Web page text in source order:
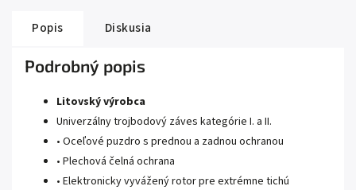
Popis Diskusia
Podrobný popis
Litovský výrobca
Univerzálnytrojbodový záves kategórie I. a II.
• Oceľové puzdro s prednou a zadnou ochranou
• Plechová čelná ochrana
• Elektronickyvyváženýrotorpre extrémne tichú